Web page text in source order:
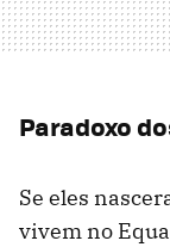
Paradoxo
Se eles
vivem no